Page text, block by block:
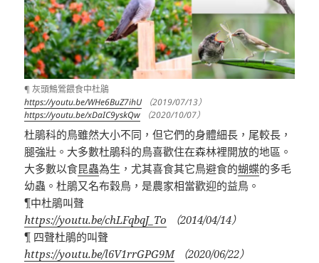
¶ 灰頭鷦鶯餵食中杜鵑
https://youtu.be/WHe6BuZ7ihU （2019/07/13）
https://youtu.be/xDaIC9yskQw （2020/10/07）
杜鵑科的鳥雖然大小不同，但它們的身體細長，尾較長，
腿強壯。大多數杜鵑科的鳥喜歡住在森林裡開放的地區。
大多數以食昆蟲為生，尤其喜食其它鳥避食的蝴蝶的多毛
幼蟲。杜鵑又名布穀鳥，是農家相當歡迎的益鳥。
¶中杜鵑叫聲
https://youtu.be/chLFqbqJ_To
（2014/04/14）
¶ 四聲杜鵑的叫聲
https://youtu.be/l6V1rrGPG9M
（2020/06/22）